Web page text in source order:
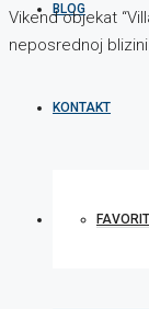
BLOG
KONTAKT
FAVORIT
Vikend objekat
neposrednoj